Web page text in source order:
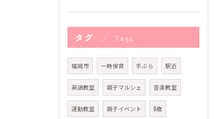
タグ Tags
福岡市 一時保育 手ぶら 駅近
英語教室 親子マルシェ 音楽教室
運動教室 親子イベント 0歳